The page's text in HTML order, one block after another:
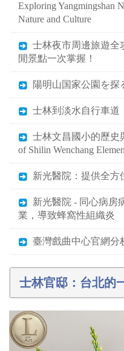
Exploring Yangmingshan
Nature and Culture
士林夜市周邊旅遊全
閒景點一次掌握！
陽明山国家公園を探
士林到淡水自行車道
士林文昌國小的歷史
of Shilin Wenchang
新光醫院：提供全方
新光醫院 - 同心病房
業，導致蜂窩性組織炎
臺灣戲曲中心官網分
士林官邸：台北的